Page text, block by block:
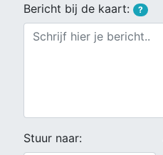
Bericht bij de kaart: ?
Stuur naar: